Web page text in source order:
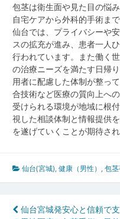
包茎は衛生面や見た目の悩
自宅ケアから外科的手術ま
仙台では、プライバシーや
スの拡充が進み、患者一人
行われています。また働く
の治療ニーズを満たす日帰
用者に配慮した体制が整っ
合技術など医療の質向上へ
受けられる環境が地域に根
視した相談体制と情報提供
を遂げていくことが期待され
仙台(宮城),健康（男性） ,包
投仙台宮城発安心と信頼で支